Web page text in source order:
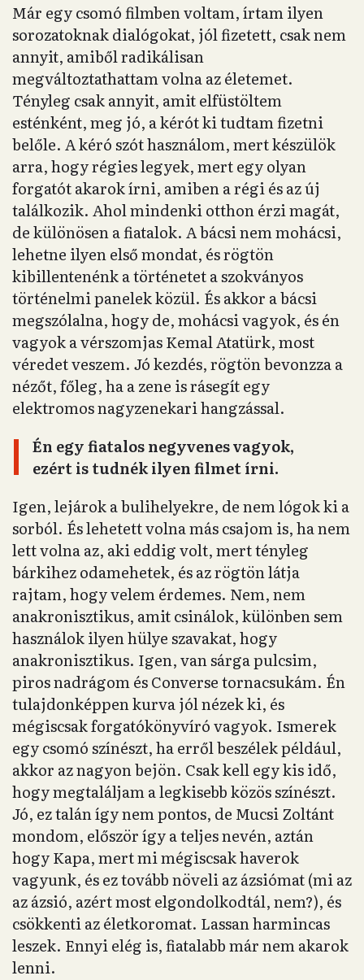
Már egy csomó filmben voltam, írtam ilyen
sorozatoknak dialógokat, jól fizetett, csak nem
annyit, amiből radikálisan
megváltoztathattam volna az életemet.
Tényleg csak annyit, amit elfüstöltem
esténként, meg jó, a kérót ki tudtam fizetni
belőle. A kéró szót használom, mert készülök
arra, hogy régies legyek, mert egy olyan
forgatót akarok írni, amiben a régi és az új
találkozik. Ahol mindenki otthon érzi magát,
de különösen a fiatalok. A bácsi nem mohácsi,
lehetne ilyen első mondat, és rögtön
kibillentenénk a történetet a szokványos
történelmi panelek közül. És akkor a bácsi
megszólalna, hogy de, mohácsi vagyok, és én
vagyok a vérszomjas Kemal Atatürk, most
véredet veszem. Jó kezdés, rögtön bevonzza a
nézőt, főleg, ha a zene is rásegít egy
elektromos nagyzenekari hangzással.
Én egy fiatalos negyvenes vagyok,
ezért is tudnék ilyen filmet írni.
Igen, lejárok a bulihelyekre, de nem lógok ki a
sorból. És lehetett volna más csajom is, ha nem
lett volna az, aki eddig volt, mert tényleg
bárkihez odamehetek, és az rögtön látja
rajtam, hogy velem érdemes. Nem, nem
anakronisztikus, amit csinálok, különben sem
használok ilyen hülye szavakat, hogy
anakronisztikus. Igen, van sárga pulcsim,
piros nadrágom és Converse tornacsukám. Én
tulajdonképpen kurva jól nézek ki, és
mégiscsak forgatókönyvíró vagyok. Ismerek
egy csomó színészt, ha erről beszélek például,
akkor az nagyon bejön. Csak kell egy kis idő,
hogy megtaláljam a legkisebb közös színészt.
Jó, ez talán így nem pontos, de Mucsi Zoltánt
mondom, először így a teljes nevén, aztán
hogy Kapa, mert mi mégiscsak haverok
vagyunk, és ez tovább növeli az ázsiómat (mi az
az ázsió, azért most elgondolkodtál, nem?), és
csökkenti az életkoromat. Lassan harmincas
leszek. Ennyi elég is, fiatalabb már nem akarok
lenni.